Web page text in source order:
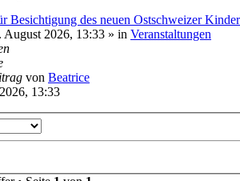
Besichtigung des neuen Ostschweizer
August 2026, 13:33 » in Veranstaltungen
von Beatrice
13:33